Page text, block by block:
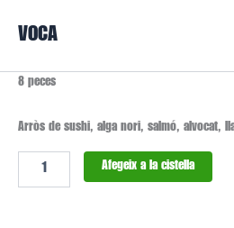
VOCA
8 peces
Arròs de sushi, alga nori, salmó, alvocat,
quantitat
nº1
Afegeix a la cistella